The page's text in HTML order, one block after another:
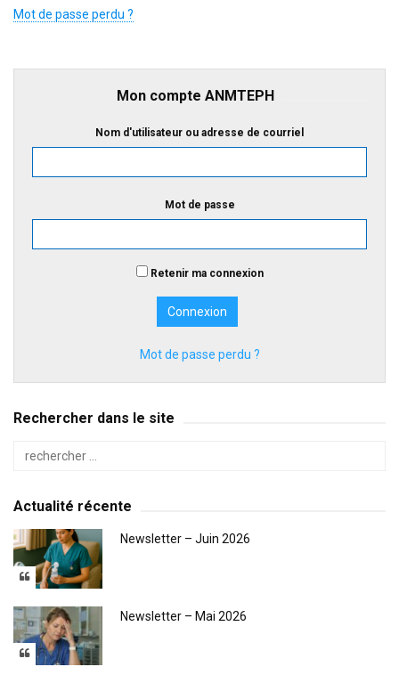
Mot de passe perdu ?
Mon compte ANMTEPH
Nom d'utilisateur ou adresse de courriel
Mot de passe
Retenir ma connexion
Mot de passe perdu ?
Rechercher dans le site
Actualité récente
Newsletter – Juin 2026
Newsletter – Mai 2026